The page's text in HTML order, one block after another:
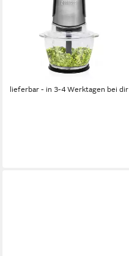
Zerkleinerer
Leistung
Kapazität
Betriebsart
UVP43,99 €
lieferbar - in 3-4 Werktagen bei dir